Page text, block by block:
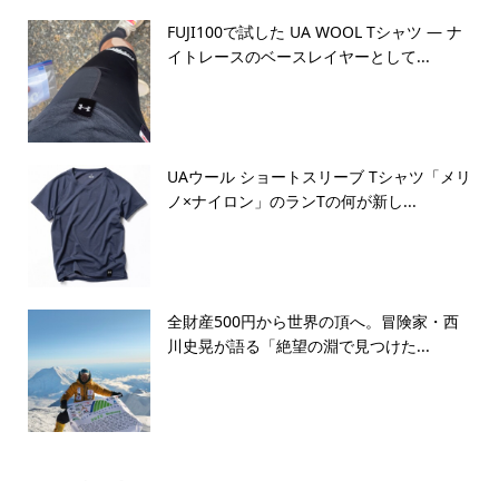
FUJI100で試した UA WOOL Tシャツ — ナ
イトレースのベースレイヤーとして...
UAウール ショートスリーブ Tシャツ「メリ
ノ×ナイロン」のランTの何が新し...
全財産500円から世界の頂へ。冒険家・西
川史晃が語る「絶望の淵で見つけた...